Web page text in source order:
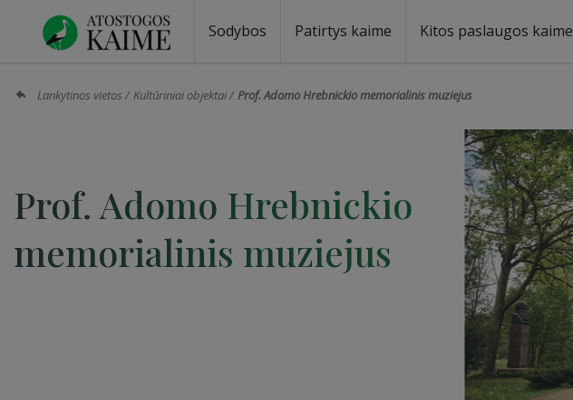
Sodybos Patirtys kaime Kitos paslaugos kaime
Lankytinos vietos Kultūriniai objektai Prof. Adomo Hrebnickio memorialinis muziejus
Prof. Adomo Hrebnickio
memorialinis muziejus